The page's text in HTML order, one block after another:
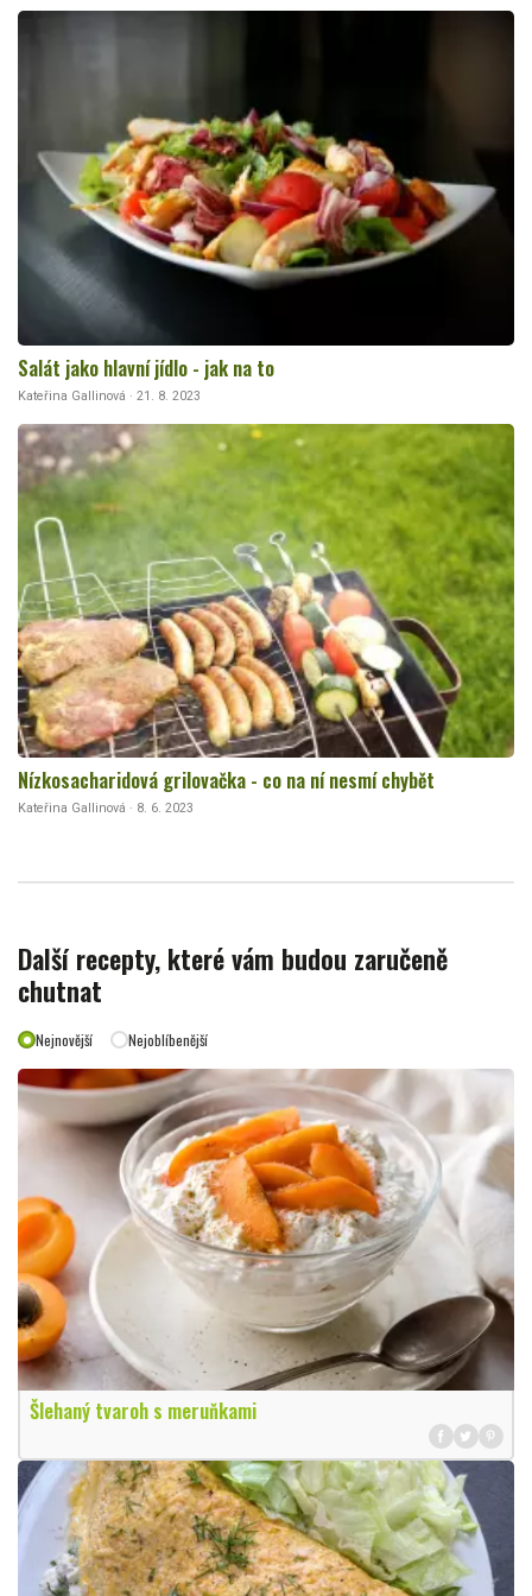
Salát jako hlavní jídlo - jak na to
Kateřina Gallinová · 21. 8. 2023
Nízkosacharidová grilovačka - co na ní nesmí chybět
Kateřina Gallinová · 8. 6. 2023
Další recepty, které vám budou zaručeně
chutnat
Nejnovější Nejoblíbenější
Šlehaný tvaroh s meruňkami